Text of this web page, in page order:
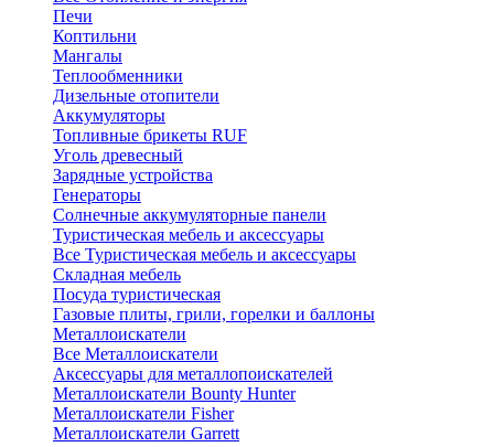
Печи
Коптильни
Мангалы
Теплообменники
Дизельные отопители
Аккумуляторы
Топливные брикеты RUF
Уголь древесный
Зарядные устройства
Генераторы
Солнечные аккумуляторные панели
Туристическая мебель и аксессуары
Все Туристическая мебель и аксессуары
Складная мебель
Посуда туристическая
Газовые плиты, грили, горелки и баллоны
Металлоискатели
Все Металлоискатели
Аксессуары для металлопоискателей
Металлоискатели Bounty Hunter
Металлоискатели Fisher
Металлоискатели Garrett